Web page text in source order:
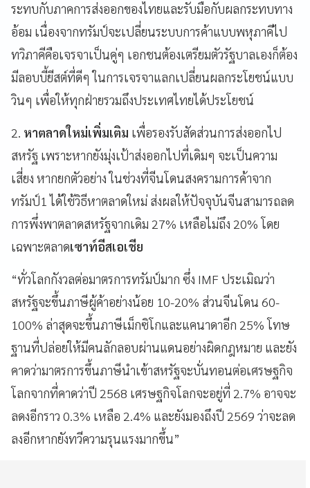
ระทบกับภาคการส่งออกของไทยและรับมือกับผลกระทบทาง
อ้อม เนื่องจากทรัมป์จะเปลี่ยนระบบการค้าแบบพหุภาคีไป
ทวิภาคีคือเจรจาเป็นคู่ๆ เอกชนต้องเตรียมตัวรัฐบาลเองก็ต้อง
มีลอบบี้ยีสต์ที่ดีๆ ในการเจรจาแลกเปลี่ยนผลกระโยชน์แบบ
วินๆ เพื่อให้ทุกฝ่ายรวมถึงประเทศไทยได้ประโยชน์
2. หาตลาดใหม่เพิ่มเติม เพื่อรองรับสัดส่วนการส่งออกไป
สหรัฐ เพราะหากยังมุ่งเป้าส่งออกไปที่เดิมๆ จะเป็นความ
เสี่ยง หากยกตัวอย่าง ในช่วงที่จีนโดนสงครามการค้าจาก
ทรัมป์1 ได้ใช้วิธีหาตลาดใหม่ ส่งผลให้ปัจจุบันจีนสามารถลด
การพึ่งพาตลาดสหรัฐจากเดิม 27% เหลือไม่ถึง 20% โดย
เฉพาะตลาดเซาท์อีสเอเชีย
“ทั่วโลกกังวลต่อมาตรการทรัมป์มาก ซึ่ง IMF ประเมิณว่า
สหรัฐจะขึ้นภาษีผู้ค้าอย่างน้อย 10-20% ส่วนจีนโดน 60-
100% ล่าสุดจะขึ้นภาษีเม็กซิโกและแคนาดาอีก 25% โทษ
ฐานที่ปล่อยให้มีคนลักลอบผ่านแดนอย่างผิดกฎหมาย และยัง
คาดว่ามาตรการขึ้นภาษีนำเข้าสหรัฐจะบั่นทอนต่อเศรษฐกิจ
โลกจากที่คาดว่าปี 2568 เศรษฐกิจโลกจะอยู่ที่ 2.7% อาจจะ
ลดงอีกราว 0.3% เหลือ 2.4% และยังมองถึงปี 2569 ว่าจะลด
ลงอีกหากยังทวีความรุนแรงมากขึ้น”